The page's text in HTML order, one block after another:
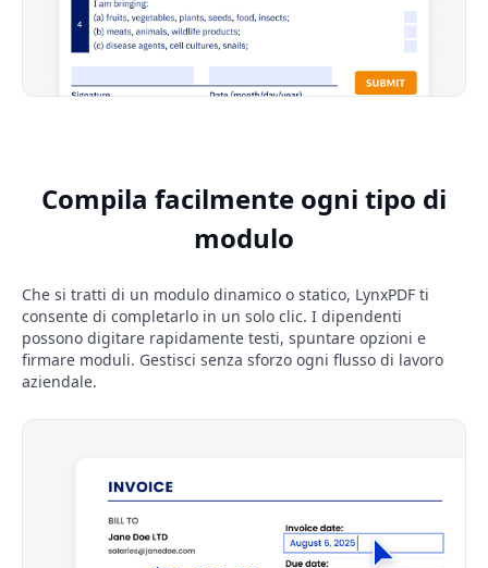
Compila facilmente ogni tipo di
modulo
Che si tratti di un modulo dinamico o statico, LynxPDF ti
consente di completarlo in un solo clic. I dipendenti
possono digitare rapidamente testi, spuntare opzioni e
firmare moduli. Gestisci senza sforzo ogni flusso di lavoro
aziendale.